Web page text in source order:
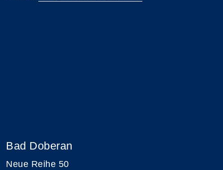
Bad Doberan
Neue Reihe 50